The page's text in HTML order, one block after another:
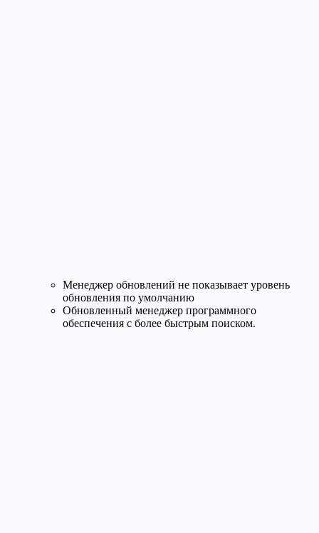
Менеджер обновлений не показывает уровень
обновления по умолчанию
Обновленный менеджер программного
обеспечения с более быстрым поиском.